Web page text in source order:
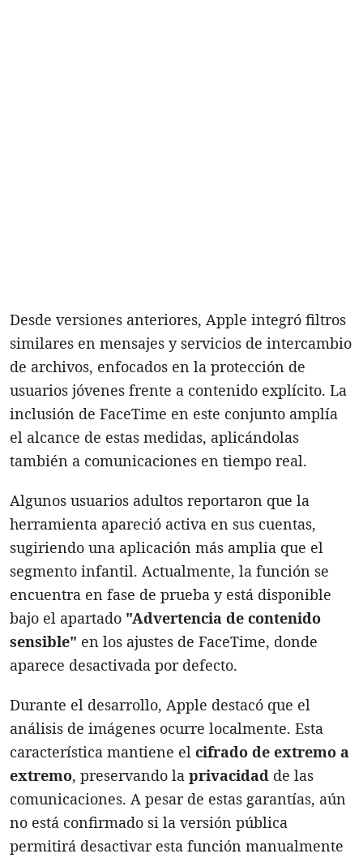
Desde versiones anteriores, Apple integró filtros
similares en mensajes y servicios de intercambio
de archivos, enfocados en la protección de
usuarios jóvenes frente a contenido explícito. La
inclusión de FaceTime en este conjunto amplía
el alcance de estas medidas, aplicándolas
también a comunicaciones en tiempo real.
Algunos usuarios adultos reportaron que la
herramienta apareció activa en sus cuentas,
sugiriendo una aplicación más amplia que el
segmento infantil. Actualmente, la función se
encuentra en fase de prueba y está disponible
bajo el apartado "Advertencia de contenido
sensible" en los ajustes de FaceTime, donde
aparece desactivada por defecto.
Durante el desarrollo, Apple destacó que el
análisis de imágenes ocurre localmente. Esta
característica mantiene el cifrado de extremo a
extremo, preservando la privacidad de las
comunicaciones. A pesar de estas garantías, aún
no está confirmado si la versión pública
permitirá desactivar esta función manualmente